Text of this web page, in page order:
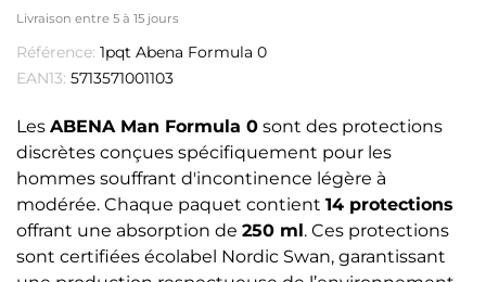
Livraison entre 5 à 15 jours
Référence: 1pqt Abena Formula 0
EAN13: 5713571001103
Les ABENA Man Formula 0 sont des protections
discrètes conçues spécifiquement pour les
hommes souffrant d'incontinence légère à
modérée. Chaque paquet contient 14 protections
offrant une absorption de 250 ml. Ces protections
sont certifiées écolabel Nordic Swan, garantissant